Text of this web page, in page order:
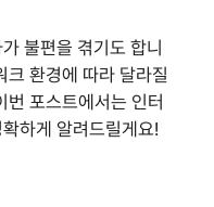
불편을 겪기도 합니
크 환경에 따라 달라질
포스트에서는 인터
하게 알려드릴게요!